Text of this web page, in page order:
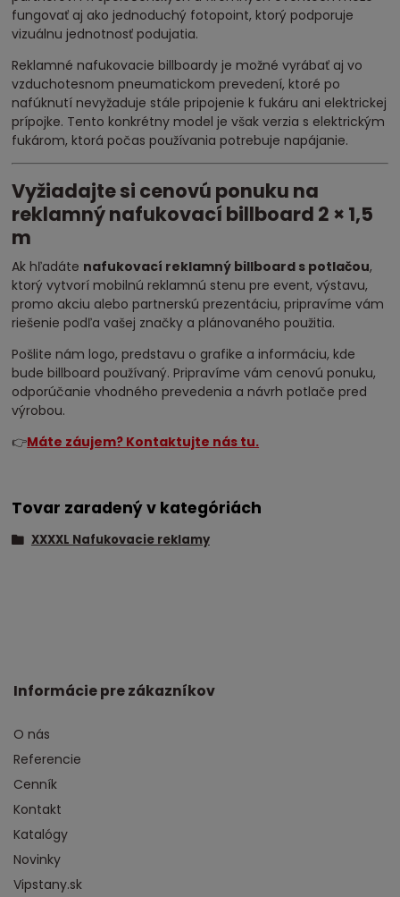
fungovať aj ako jednoduchý fotopoint, ktorý podporuje
vizuálnu jednotnosť podujatia.
Reklamné nafukovacie billboardy je možné vyrábať aj vo
vzduchotesnom pneumatickom prevedení, ktoré po
nafúknutí nevyžaduje stále pripojenie k fukáru ani elektrickej
prípojke. Tento konkrétny model je však verzia s elektrickým
fukárom, ktorá počas používania potrebuje napájanie.
Vyžiadajte si cenovú ponuku na
reklamný nafukovací billboard 2 × 1,5
m
Ak hľadáte nafukovací reklamný billboard s potlačou,
ktorý vytvorí mobilnú reklamnú stenu pre event, výstavu,
promo akciu alebo partnerskú prezentáciu, pripravíme vám
riešenie podľa vašej značky a plánovaného použitia.
Pošlite nám logo, predstavu o grafike a informáciu, kde
bude billboard používaný. Pripravíme vám cenovú ponuku,
odporúčanie vhodného prevedenia a návrh potlače pred
výrobou.
👉Máte záujem? Kontaktujte nás tu.
Tovar zaradený v kategóriách
XXXXL Nafukovacie reklamy
Informácie pre zákazníkov
O nás
Referencie
Cenník
Kontakt
Katalógy
Novinky
Vipstany.sk